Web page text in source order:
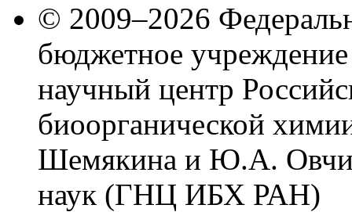
© 2009–2026
бюджетное
научный центр
биоорганической
Шемякина и Ю.А.
наук (ГНЦ ИБХ РАН)